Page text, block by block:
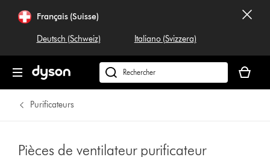
Français (Suisse)
Deutsch (Schweiz) Italiano (Svizzera)
Rechercher
dyson.ch
panier
est
Purificateurs
Pièces de ventilateur purificateur